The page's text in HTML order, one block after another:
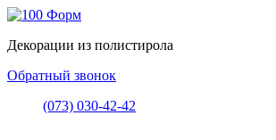
Декорации из полистирола
Обратный звонок
(073) 030-42-42